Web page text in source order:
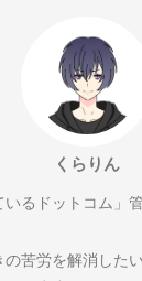
くらりん
いるドットコム」
の苦労を解消した